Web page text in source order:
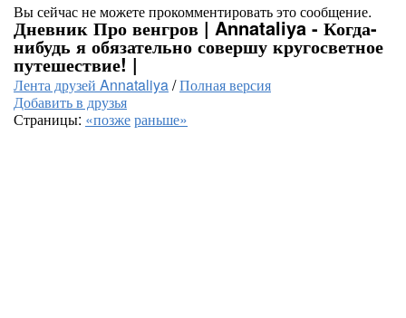
Вы сейчас не можете прокомментировать это сообщение.
Дневник Про венгров | Annataliya - Когда-
нибудь я обязательно совершу кругосветное
путешествие! |
Лента друзей Annataliya/Полная версия
Добавить в друзья
Страницы: «позжераньше»